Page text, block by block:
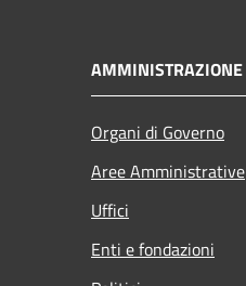
AMMINISTRAZIONE
Organi di Governo
Aree Amministrative
Uffici
Enti e fondazioni